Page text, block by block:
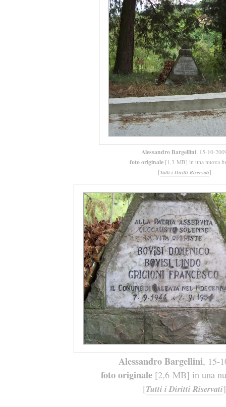
Alessandro Bargellini , 15-10-
foto originale [1,3 MB] in una nuova
[Tutti i Diritti Riservati]
Alessandro Bargellini, 15-
foto originale[2,6 MB] in una
[Tutti i Diritti Riservati]